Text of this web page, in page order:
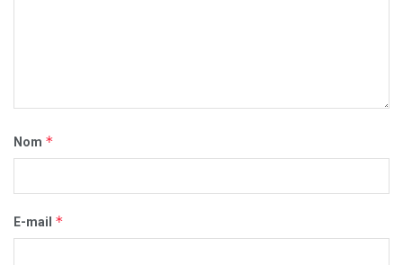
Nom *
E-mail *